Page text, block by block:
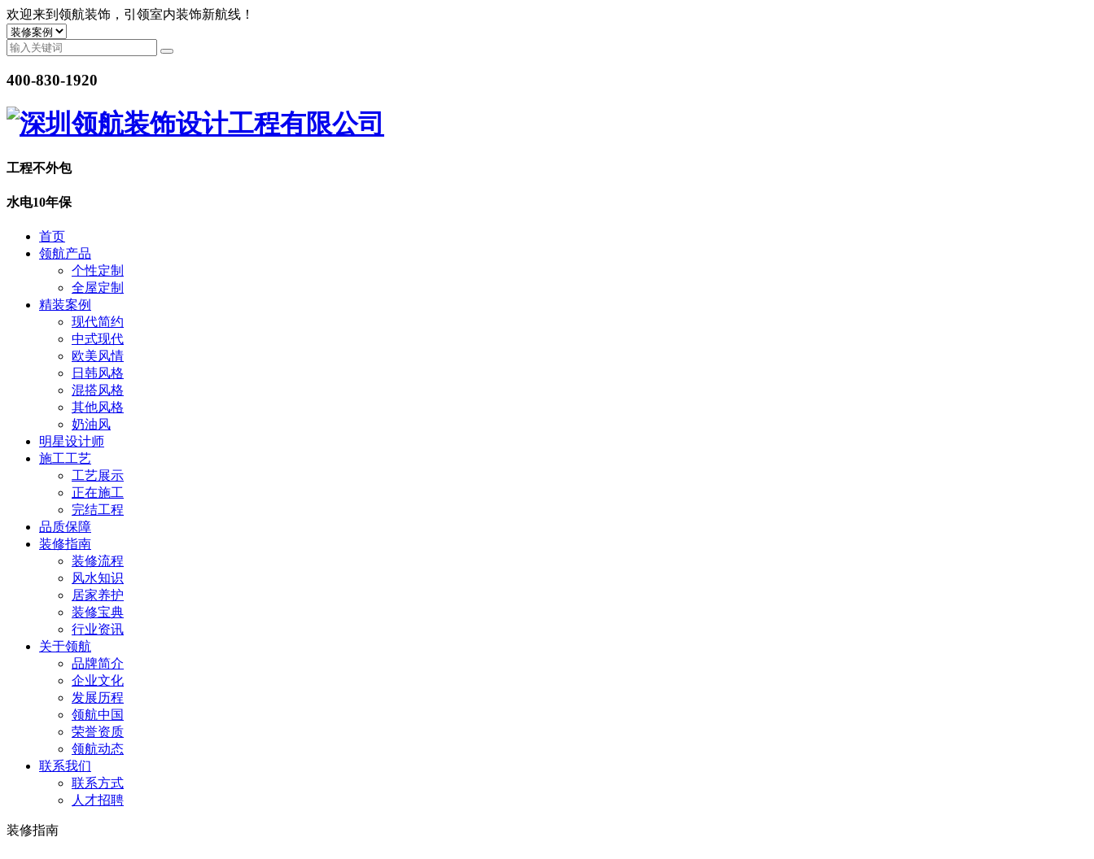
欢迎来到领航装饰，引领室内装饰新航线！
400-830-1920
工程不外包
水电10年保
首页
领航产品
个性定制
全屋定制
精装案例
现代简约
中式现代
欧美风情
日韩风格
混搭风格
其他风格
奶油风
明星设计师
施工工艺
工艺展示
正在施工
完结工程
品质保障
装修指南
装修流程
风水知识
居家养护
装修宝典
行业资讯
关于领航
品牌简介
企业文化
发展历程
领航中国
荣誉资质
领航动态
联系我们
联系方式
人才招聘
装修指南